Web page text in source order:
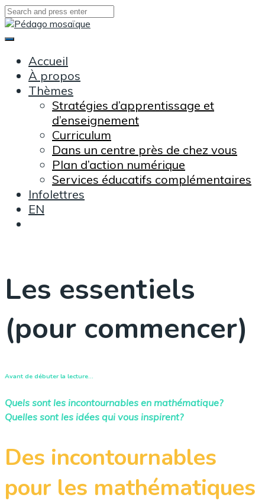
Skip
to
Main
Accueil
À propos
Thèmes
Stratégies d’apprentissage et
d’enseignement
Curriculum
Dans un centre près de chez vous
Plan d’action numérique
Services éducatifs complémentaires
Infolettres
EN
Les essentiels
(pour commencer)
Avant de débuter la lecture…
Quels sont les incontournables en mathématique?
Quelles sont les idées qui vous inspirent?
Des incontournables
pour les mathématiques